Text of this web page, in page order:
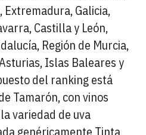
Extremadura, Galicia,
Castilla y León,
Región de Murcia,
Islas Baleares y
del ranking está
Tamarón, con vinos
variedad de uva
genéricamente Tinta